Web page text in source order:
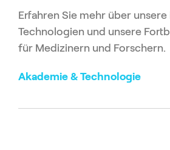
Erfahren Sie mehr über
Technologien und unsere
für Medizinern und Forschern.
Akademie & Technologie